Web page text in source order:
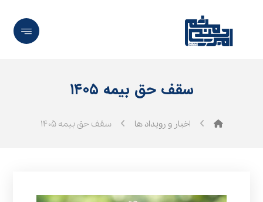
سقف حق بیمه ۱۴۰۵
اخبار و رویداد ها سقف حق بیمه ۱۴۰۵